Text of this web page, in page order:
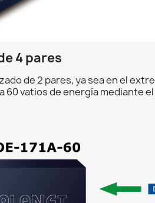
4 pares
de 2 pares, ya sea en el
60 vatios de energía mediante